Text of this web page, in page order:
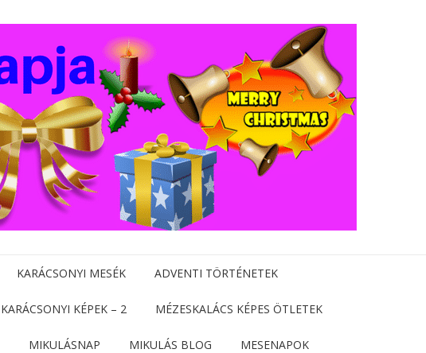
KARÁCSONYI MESÉK ADVENTI TÖRTÉNETEK
KARÁCSONYI KÉPEK – 2 MÉZESKALÁCS KÉPES ÖTLETEK
MIKULÁSNAP MIKULÁS BLOG MESENAPOK